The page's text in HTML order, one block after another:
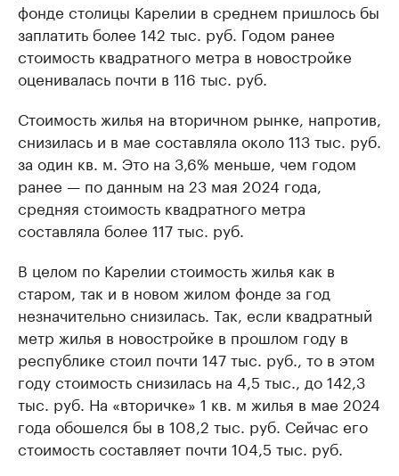
фонде столицы Карелии в среднем пришлось бы
заплатить более 142 тыс. руб. Годом ранее
стоимость квадратного метра в новостройке
оценивалась почти в 116 тыс. руб.
Стоимость жилья на вторичном рынке, напротив,
снизилась и в мае составляла около 113 тыс. руб.
за один кв. м. Это на 3,6% меньше, чем годом
ранее — по данным на 23 мая 2024 года,
средняя стоимость квадратного метра
составляла более 117 тыс. руб.
В целом по Карелии стоимость жилья как в
старом, так и в новом жилом фонде за год
незначительно снизилась. Так, если квадратный
метр жилья в новостройке в прошлом году в
республике стоил почти 147 тыс. руб., то в этом
году стоимость снизилась на 4,5 тыс., до 142,3
тыс. руб. На «вторичке» 1 кв. м жилья в мае 2024
года обошелся бы в 108,2 тыс. руб. Сейчас его
стоимость составляет почти 104,5 тыс. руб.